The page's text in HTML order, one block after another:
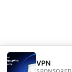
VPN